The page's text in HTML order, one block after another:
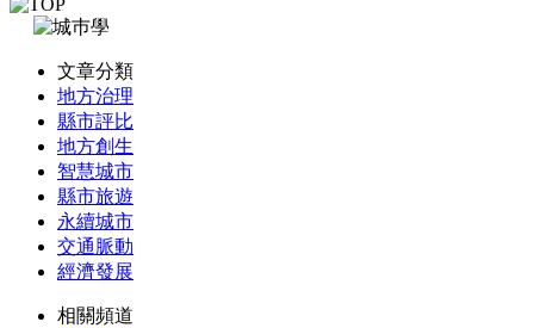
文章分類
地方治理
縣市評比
地方創生
智慧城市
縣市旅遊
永續城市
交通脈動
經濟發展
相關頻道